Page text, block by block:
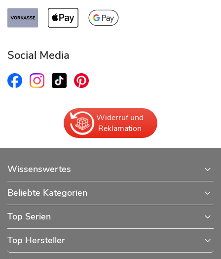
Social Media
Widerruf und
Reklamation
Wissenswertes
Beliebte Kategorien
Top Serien
Top Hersteller